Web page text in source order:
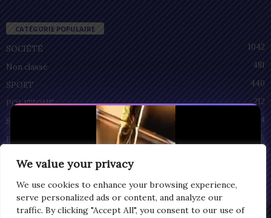
We value your privacy
We use cookies to enhance your browsing experience,
serve personalized ads or content, and analyze our
traffic. By clicking "Accept All", you consent to our use of
CATÉGORIE POPULAIRE
SOCIÉTÉ
1042
Non classé
481
SPORT
440
POLITIQUE
212
SANTÉ
94
ECONOMIE
55
CULTURE